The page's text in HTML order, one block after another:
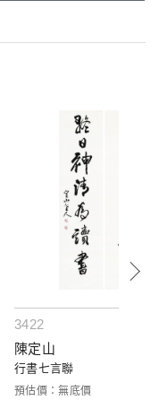
3422
陳定山
行書七言聯
預估價：無底價